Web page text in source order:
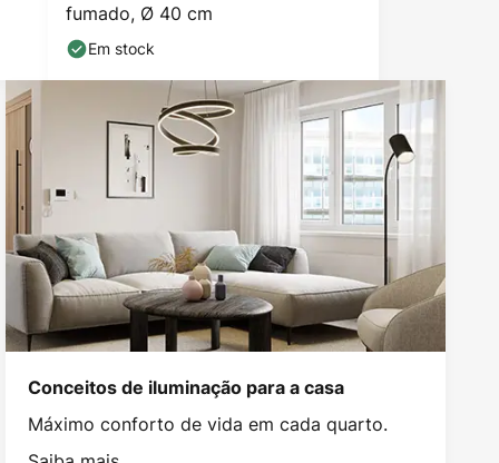
fumado, Ø 40 cm
Em stock
Conceitos de iluminação para a casa
Máximo conforto de vida em cada quarto.